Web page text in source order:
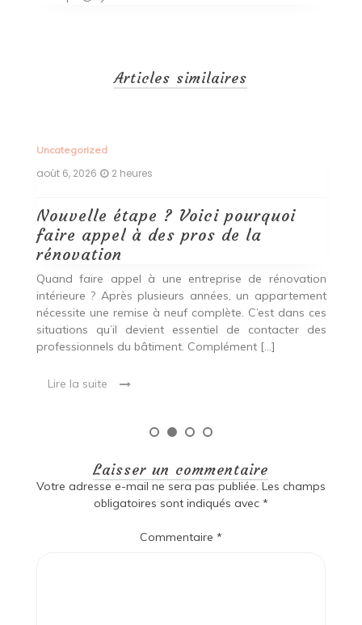
Articles similaires
Uncategorized
août 6, 2026 2 heures
Nouvelle étape ? Voici pourquoi
faire appel à des pros de la
rénovation
Quand faire appel à une entreprise de rénovation
intérieure ? Après plusieurs années, un appartement
nécessite une remise à neuf complète. C’est dans ces
situations qu’il devient essentiel de contacter des
professionnels du bâtiment. Complément […]
Lire la suite
Laisser un commentaire
Votre adresse e-mail ne sera pas publiée. Les champs
obligatoires sont indiqués avec *
Commentaire *